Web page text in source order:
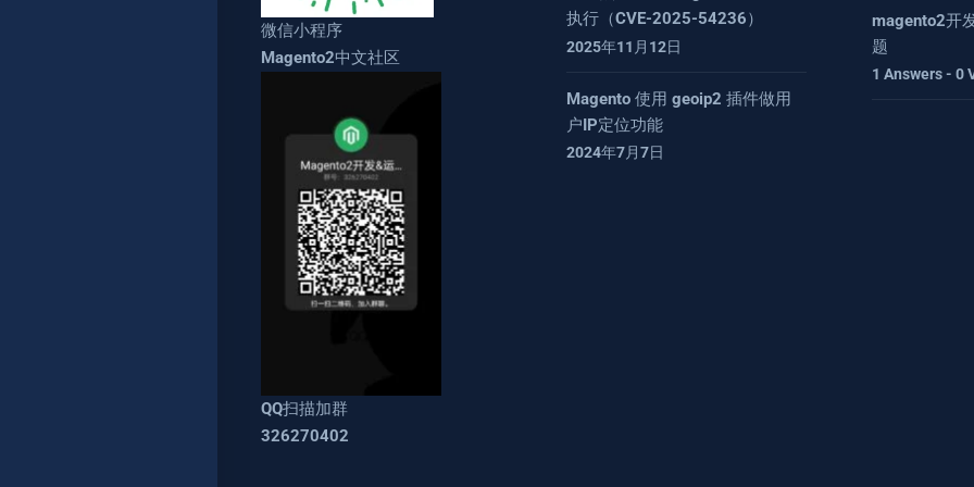
微信小程序
Magento2中文社区
QQ扫描加群
326270402
执行（CVE-2025-54236）
2025年11月12日
Magento 使用 geoip2 插件做用
户IP定位功能
2024年7月7日
magento2开
题
1 Answers - 0